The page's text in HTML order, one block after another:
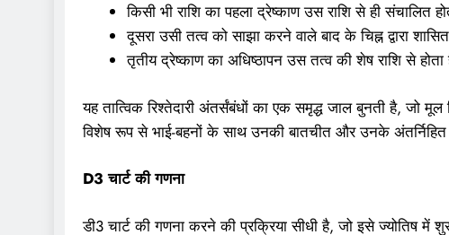
किसी भी राशि का पहला द्रेष्काण उस राशि से ही संचालित
दूसरा उसी तत्व को साझा करने वाले बाद के चिह्न द्वारा
तृतीय द्रेष्काण का अधिष्ठापन उस तत्व की शेष राशि से होता
यह तात्विक रिश्तेदारी अंतर्संबंधों का एक समृद्ध जाल बुनती है, जो
विशेष रूप से भाई-बहनों के साथ उनकी बातचीत और उनके
D3 चार्ट की गणना
डी3 चार्ट की गणना करने की प्रक्रिया सीधी है, जो इसे ज्योतिष